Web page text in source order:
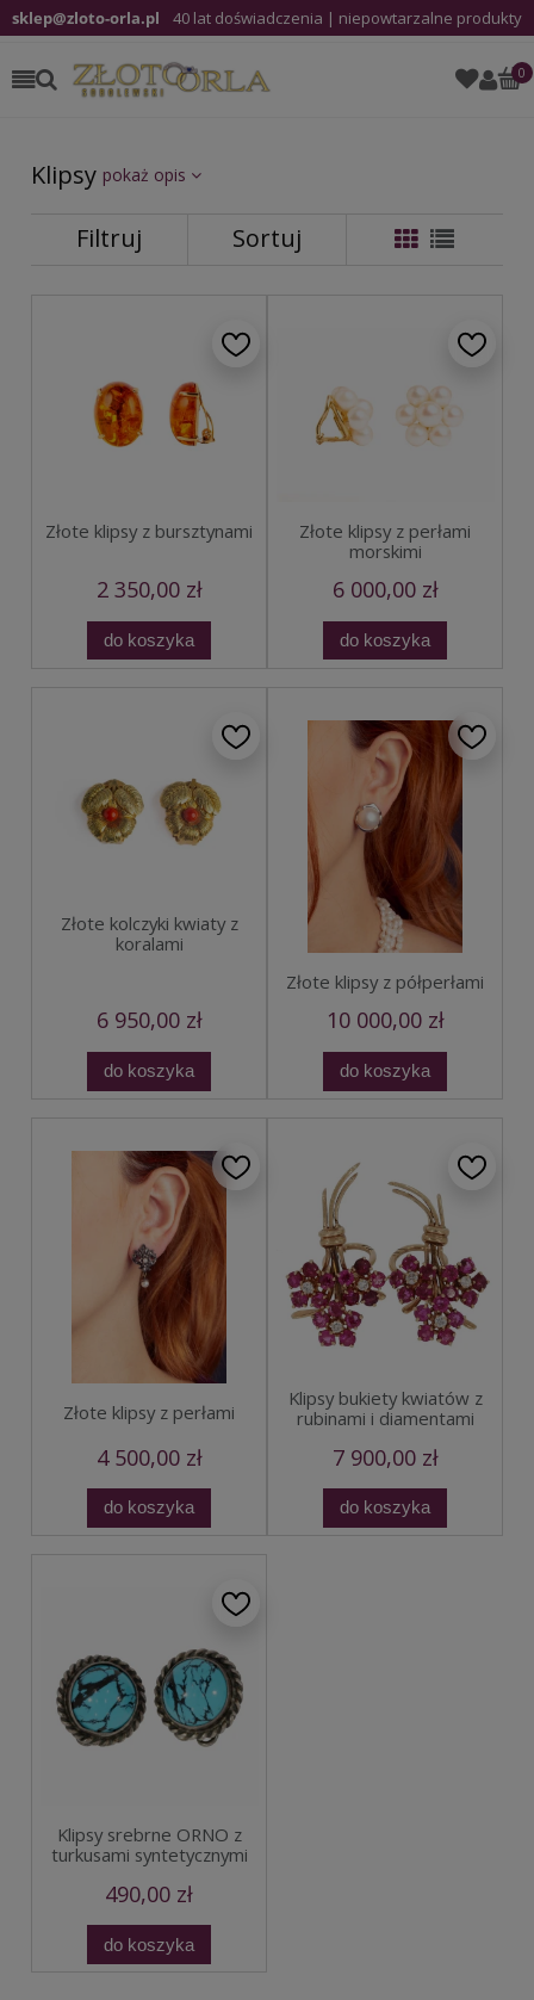
sklep@zloto-orla.pl 40 lat doświadczenia | niepowtarzalne produkty
Klipsy pokaż opis
Filtruj Sortuj
Złote klipsy z bursztynami
2 350,00 zł
do koszyka
Złote klipsy z perłami
morskimi
6 000,00 zł
do koszyka
Złote kolczyki kwiaty z
koralami
6 950,00 zł
do koszyka
Złote klipsy z półperłami
10 000,00 zł
do koszyka
Złote klipsy z perłami
4 500,00 zł
do koszyka
Klipsy bukiety kwiatów z
rubinami i diamentami
7 900,00 zł
do koszyka
Klipsy srebrne ORNO z
turkusami syntetycznymi
490,00 zł
do koszyka